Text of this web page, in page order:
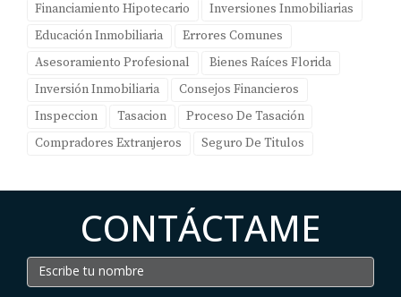
Financiamiento Hipotecario
Inversiones Inmobiliarias
Educación Inmobiliaria
Errores Comunes
Asesoramiento Profesional
Bienes Raíces Florida
Inversión Inmobiliaria
Consejos Financieros
Inspeccion
Tasacion
Proceso De Tasación
Compradores Extranjeros
Seguro De Titulos
CONTÁCTAME